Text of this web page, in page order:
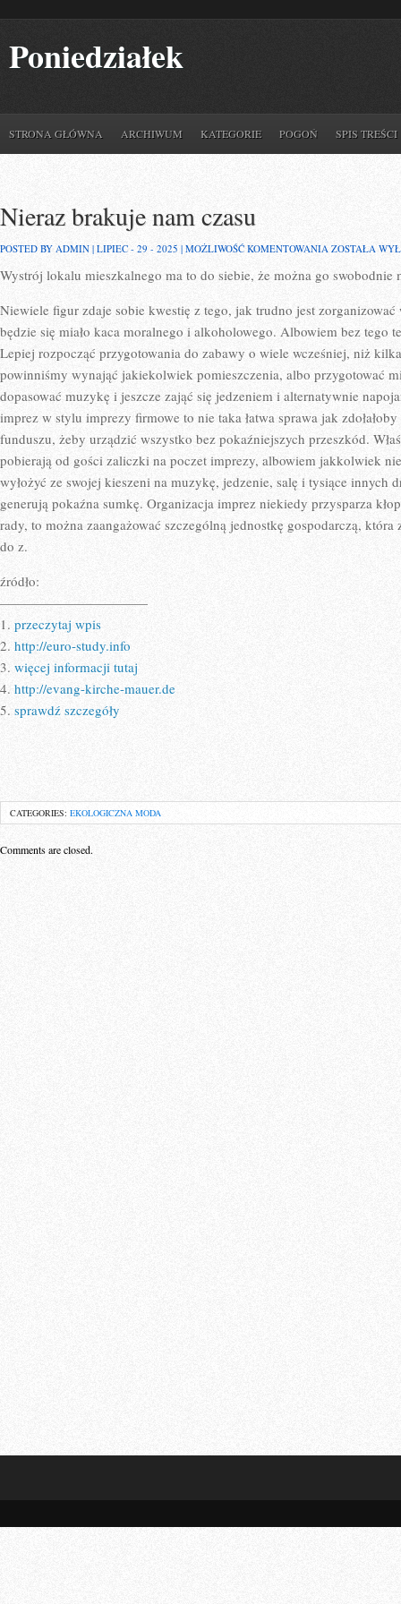
Poniedziałek
STRONA GŁÓWNA ARCHIWUM KATEGORIE POGOŃ SPIS TREŚCI
Nieraz brakuje nam czasu
POSTED BY ADMIN | LIPIEC - 29 - 2025 | MOŻLIWOŚĆ KOMENTOWANIA NIERAZ
NAM
ZOSTAŁA
Wystrój lokalu mieszkalnego ma to do siebie, że można go swobodnie
Niewiele figur zdaje sobie kwestię z tego, jak trudno jest zorganizować
będzie się miało kaca moralnego i alkoholowego. Albowiem bez tego
Lepiej rozpocząć przygotowania do zabawy o wiele wcześniej, niż
powinniśmy wynająć jakiekolwiek pomieszczenia, albo przygotować
dopasować muzykę i jeszcze zająć się jedzeniem i alternatywnie
imprez w stylu imprezy firmowe to nie taka łatwa sprawa jak
funduszu, żeby urządzić wszystko bez pokaźniejszych przeszkód.
pobierają od gości zaliczki na poczet imprezy, albowiem jakkolwiek
wyłożyć ze swojej kieszeni na muzykę, jedzenie, salę i tysiące innych
generują pokaźna sumkę. Organizacja imprez niekiedy przysparza
rady, to można zaangażować szczególną jednostkę gospodarczą, która
do z.
źródło:
———————————
1. przeczytaj wpis
2. http://euro-study.info
3. więcej informacji tutaj
4. http://evang-kirche-mauer.de
5. sprawdź szczegóły
CATEGORIES: EKOLOGICZNA MODA
Comments are closed.